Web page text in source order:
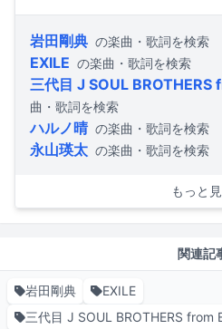
岩田剛典 の楽曲・歌詞を検索
EXILE の楽曲・歌詞を検索
三代目 J SOUL BROTHERS
曲・歌詞を検索
ハルノ晴 の楽曲・歌詞を検索
永山瑛太 の楽曲・歌詞を検索
もっと
関連記
岩田剛典
EXILE
三代目 J SOUL BROTHERS from